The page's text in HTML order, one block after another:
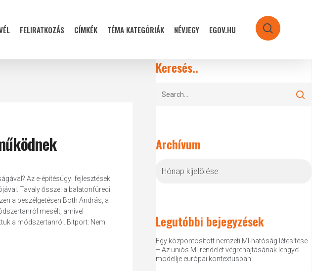
FELIRATKOZÁS CÍMKÉK TÉMA KATEGÓRIÁK NÉVJEGY EGOV.HU search
Az e-építésügyi fejlesztések
Tavaly ősszel a balatonfüredi
a beszélgetésen Both András, a
mesélt, amivel
a módszertanról. Bitport: Nem
Keresés..
Archívum
Legutóbbi bejegyzések
Egy központosított nemzeti MI-hatóság létesítése
– Az uniós MI-rendelet végrehajtásának lengyel
modellje európai kontextusban